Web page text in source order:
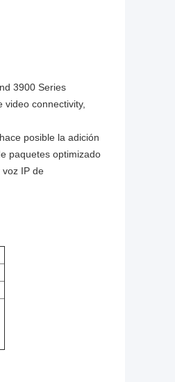
3900 Series
video connectivity,
posible la adición
paquetes optimizado
IP de